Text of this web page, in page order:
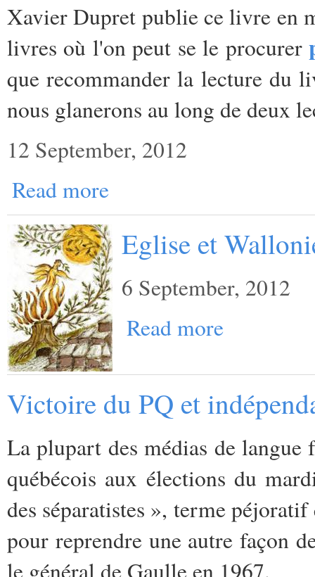
Xavier Dupret publie ce livre en
livres où l'on peut se le procurer
que recommander la lecture du
nous glanerons au long de deux
12 September, 2012
Read more
Eglise et
6 September, 2012
Read more
Victoire du PQ et
La plupart des médias de
québécois aux élections du
des séparatistes », terme
pour reprendre une autre façon
le général de Gaulle en 1967.